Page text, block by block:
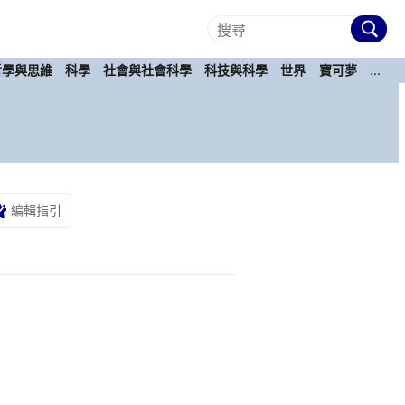
與思維 科學 社會與社會科學 科技與科學 世界 寶可夢 ...
編輯指引